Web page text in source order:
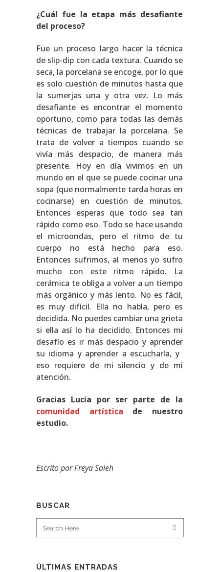
¿Cuál fue la etapa más desafiante
del proceso?
Fue un proceso largo hacer la técnica
de slip-dip con cada textura. Cuando se
seca, la porcelana se encoge, por lo que
es solo cuestión de minutos hasta que
la sumerjas una y otra vez. Lo más
desafiante es encontrar el momento
oportuno, como para todas las demás
técnicas de trabajar la porcelana. Se
trata de volver a tiempos cuando se
vivía más despacio, de manera más
presente. Hoy en día vivimos en un
mundo en el que se puede cocinar una
sopa (que normalmente tarda horas en
cocinarse) en cuestión de minutos.
Entonces esperas que todo sea tan
rápido como eso. Todo se hace usando
el microondas, pero el ritmo de tu
cuerpo no está hecho para eso.
Entonces sufrimos, al menos yo sufro
mucho con este ritmo rápido. La
cerámica te obliga a volver a un tiempo
más orgánico y más lento. No es fácil,
es muy difícil. Ella no habla, pero es
decidida. No puedes cambiar una grieta
si ella así lo ha decidido. Entonces mi
desafío es ir más despacio y aprender
su idioma y aprender a escucharla, y ​​
eso requiere de mi silencio y de mi
atención.
Gracias Lucía por ser parte de la
comunidad artística de nuestro
estudio.
Escrito por Freya Saleh
BUSCAR
ÚLTIMAS ENTRADAS